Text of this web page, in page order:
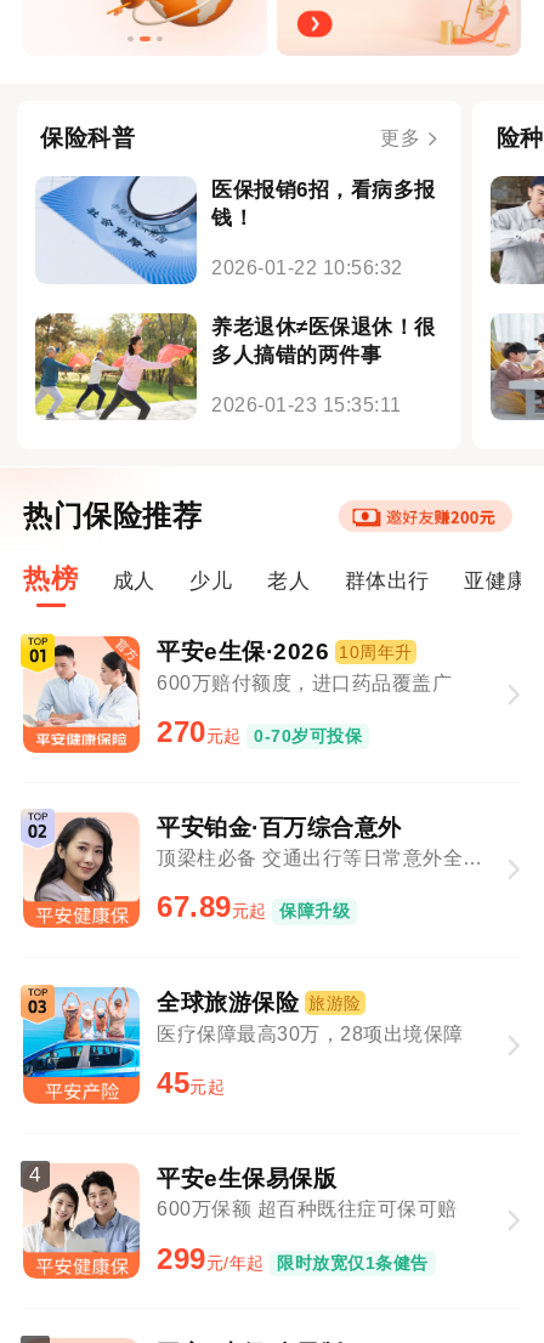
保险科普 更多
医保报销6招，看病多报
钱！
2026-01-22 10:56:32
养老退休≠医保退休！很
多人搞错的两件事
2026-01-23 15:35:11
险
热门保险推荐
热榜 成人 少儿 老人 群体出行 亚健康
平安e生保·2026 10周年升
600万赔付额度，进口药品覆盖广
270元起 0-70岁可投保
平安铂金·百万综合意外
顶梁柱必备 交通出行等日常意外全覆盖
67.89元起 保障升级
全球旅游保险 旅游险
医疗保障最高30万，28项出境保障
45元起
4 平安e生保易保版
600万保额 超百种既往症可保可赔
299元/年起 限时放宽仅1条健告